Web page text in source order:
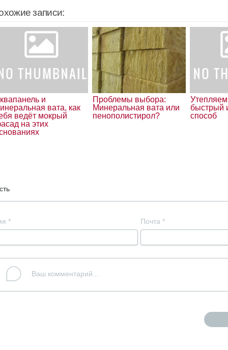
записи:
и
вата, как
ведёт мокрый
на этих
Проблемы выбора:
Минеральная вата или
пенополистирол?
быстрый
способ
* Почта *